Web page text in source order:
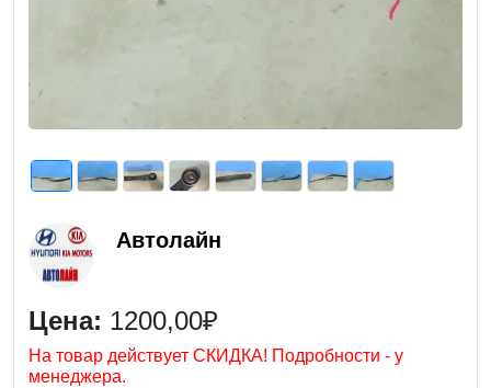
Автолайн
Цена: 1200,00₽
На товар действует СКИДКА! Подробности - у
менеджера.